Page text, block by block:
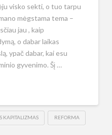
visko sekti, o tuo tarpu
mėgstama tema –
jau , kaip
o dabar laikas
ypač dabar, kai esu
gyvenimo. Šį …
KAPITALIZMAS REFORMA